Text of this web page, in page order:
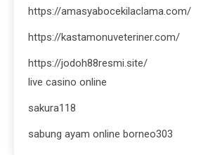
https://amasyabocekilaclama.com/
https://kastamonuveteriner.com/
https://jodoh88resmi.site/
live casino online
sakura118
sabung ayam online borneo303